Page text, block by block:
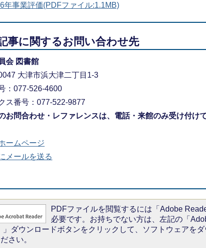
年事業評価(PDFファイル:1.1MB)
事に関するお問い合わせ先
会 図書館
大津市浜大津二丁目1-3
：077-526-4600
ス番号：077-522-9877
お問合わせ・レファレンスは、電話・来館のみ受け付け
ームページ
メールを送る
PDFファイルを閲覧するには「Adobe
必要です。お持ちでない方は、左記の「
」ダウンロードボタンをクリックして、ソフトウェアを
さい。